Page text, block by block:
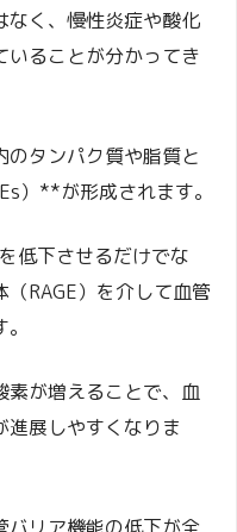
なく、慢性炎症や酸化
いることが分かってき
タンパク質や脂質と
）**が形成されます。
低下させるだけでな
RAGE）を介して血管
素が増えることで、血
進展しやすくなりま